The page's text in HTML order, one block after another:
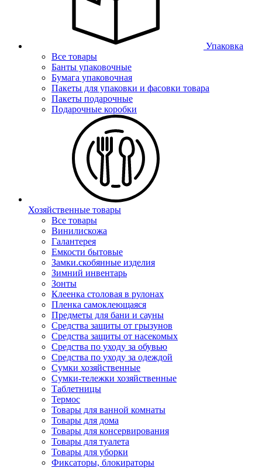
Упаковка
Все товары
Банты упаковочные
Бумага упаковочная
Пакеты для упаковки и фасовки товара
Пакеты подарочные
Подарочные коробки
Хозяйственные товары
Все товары
Винилискожа
Галантерея
Емкости бытовые
Замки.скобянные изделия
Зимний инвентарь
Зонты
Клеенка столовая в рулонах
Пленка самоклеющаяся
Предметы для бани и сауны
Средства защиты от грызунов
Средства защиты от насекомых
Средства по уходу за обувью
Средства по уходу за одеждой
Сумки хозяйственные
Сумки-тележки хозяйственные
Таблетницы
Термос
Товары для ванной комнаты
Товары для дома
Товары для консервирования
Товары для туалета
Товары для уборки
Фиксаторы, блокираторы